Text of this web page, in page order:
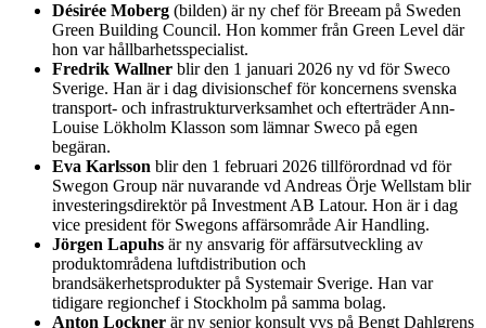
Désirée Moberg (bilden) är ny chef för Breeam på Sweden
Green Building Council. Hon kommer från Green Level där
hon var hållbarhetsspecialist.
Fredrik Wallner blir den 1 januari 2026 ny vd för Sweco
Sverige. Han är i dag divisionschef för koncernens svenska
transport- och infrastrukturverksamhet och efterträder Ann-
Louise Lökholm Klasson som lämnar Sweco på egen
begäran.
Eva Karlsson blir den 1 februari 2026 tillförordnad vd för
Swegon Group när nuvarande vd Andreas Örje Wellstam blir
investeringsdirektör på Investment AB Latour. Hon är i dag
vice president för Swegons affärsområde Air Handling.
Jörgen Lapuhs är ny ansvarig för affärsutveckling av
produktområdena luftdistribution och
brandsäkerhetsprodukter på Systemair Sverige. Han var
tidigare regionchef i Stockholm på samma bolag.
Anton Lockner är ny senior konsult vvs på Bengt Dahlgrens